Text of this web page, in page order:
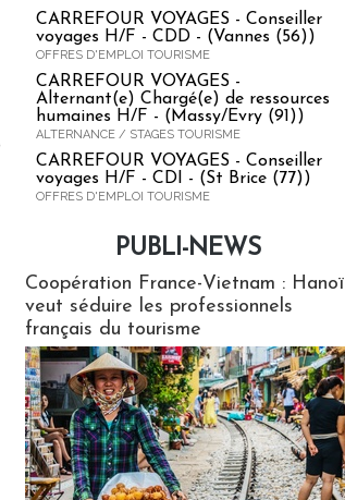
CARREFOUR VOYAGES - Conseiller
voyages H/F - CDD - (Vannes (56))
OFFRES D'EMPLOI TOURISME
CARREFOUR VOYAGES -
Alternant(e) Chargé(e) de ressources
humaines H/F - (Massy/Evry (91))
ALTERNANCE / STAGES TOURISME
CARREFOUR VOYAGES - Conseiller
voyages H/F - CDI - (St Brice (77))
OFFRES D'EMPLOI TOURISME
PUBLI-NEWS
Coopération France-Vietnam : Hanoï
veut séduire les professionnels
français du tourisme